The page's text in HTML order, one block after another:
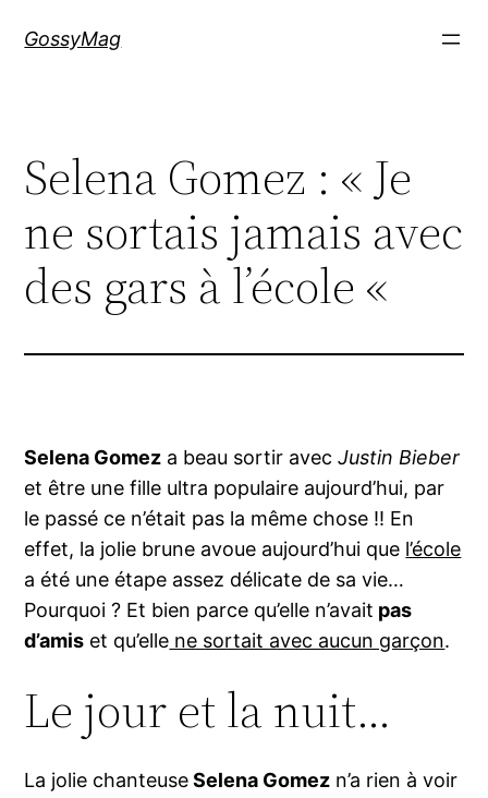
GossyMag
Selena Gomez : « Je
ne sortais jamais avec
des gars à l’école «
Selena Gomez a beau sortir avecJustin Bieber
et être une fille ultra populaire aujourd’hui, par
le passé ce n’était pas la même chose !! En
effet, la jolie brune avoue aujourd’hui que l’école
a été une étape assez délicate de sa vie…
Pourquoi ? Et bien parce qu’elle n’avait pas
d’amis et qu’elle ne sortait avec aucun garçon.
Le jour et la nuit…
La jolie chanteuseSelena Gomez n’a rien à voir